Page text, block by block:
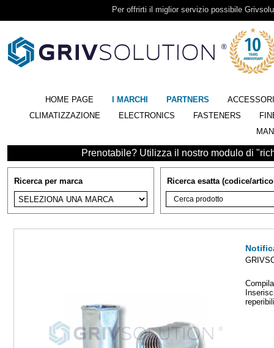
Per offrirti il miglior servizio possibile
HOME PAGE I MARCHI PARTNERS
ACCESSORI
CLIMATIZZAZIONE
ELECTRONICS FASTENERS
Prenotabile? Utilizza il nostro modulo di
Ricerca per marca Ricerca esatta (codice/